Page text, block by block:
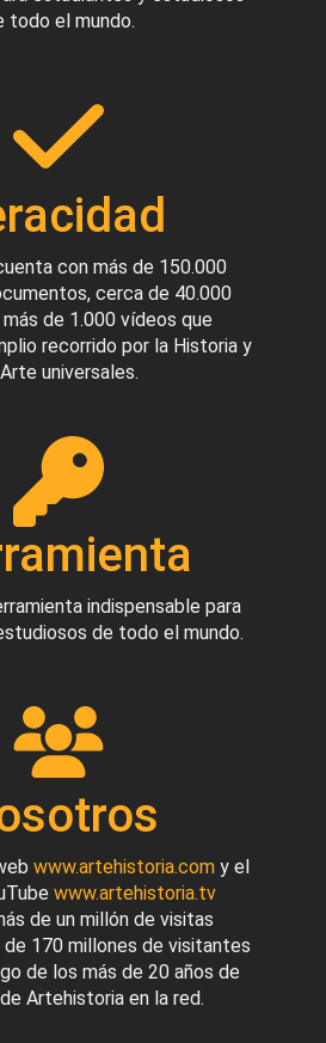
todo el mundo.
con más de 150.000
cerca de 40.000
de 1.000 vídeos que
recorrido por la Historia y
universales.
indispensable para
de todo el mundo.
www.artehistoria.com y el
www.artehistoria.tv
de un millón de visitas
de 170 millones de visitantes
de los más de 20 años de
Artehistoria en la red.